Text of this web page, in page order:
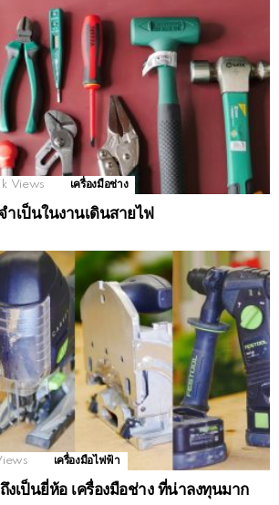
Views เครื่องมือช่าง
ำเป็นในงานเดินสายไฟ
เครื่องมือไฟฟ้า
เป็นยี่ห้อ เครื่องมือช่าง ที่น่าลงทุนมาก